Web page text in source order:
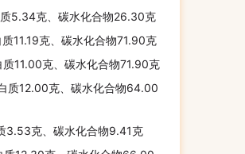
5.34克、碳水化合物26.30克
11.19克、碳水化合物71.90克
11.00克、碳水化合物71.90克
质12.00克、碳水化合物64.00
3.53克、碳水化合物9.41克